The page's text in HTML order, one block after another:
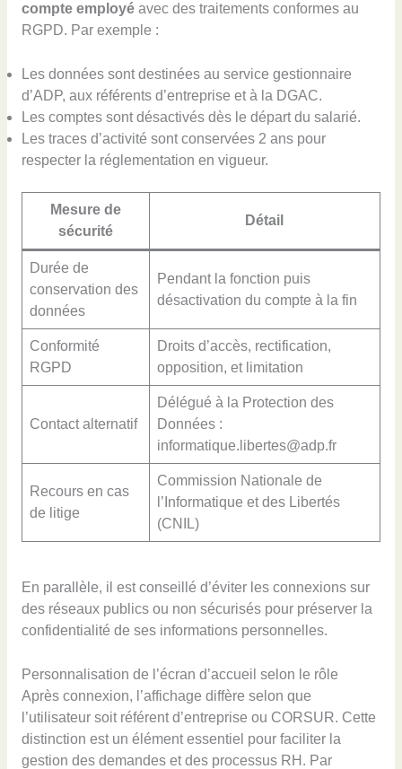
compte employéavec des traitements conformes au
RGPD. Par exemple :
Les données sont destinées au service gestionnaire
d’ADP, aux référents d’entreprise et à la DGAC.
Les comptes sont désactivés dès le départ du salarié.
Les traces d’activité sont conservées 2 ans pour
respecter la réglementation en vigueur.
Mesure de
sécurité
Détail
Durée de
conservation des
données
Pendant la fonction puis
désactivation du compte à la fin
Conformité
RGPD
Droits d’accès, rectification,
opposition, et limitation
Contact alternatif
Délégué à la Protection des
Données :
informatique.libertes@adp.fr
Recours en cas
de litige
Commission Nationale de
l’Informatique et des Libertés
(CNIL)
En parallèle, il est conseillé d’éviter les connexions sur
des réseaux publics ou non sécurisés pour préserver la
confidentialité de ses informations personnelles.
Personnalisation de l’écran d’accueil selon le rôle
Après connexion, l’affichage diffère selon que
l’utilisateur soit référent d’entreprise ou CORSUR. Cette
distinction est un élément essentiel pour faciliter la
gestion des demandes et des processus RH. Par